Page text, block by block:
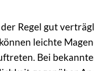
Regel gut
leichte
Bei